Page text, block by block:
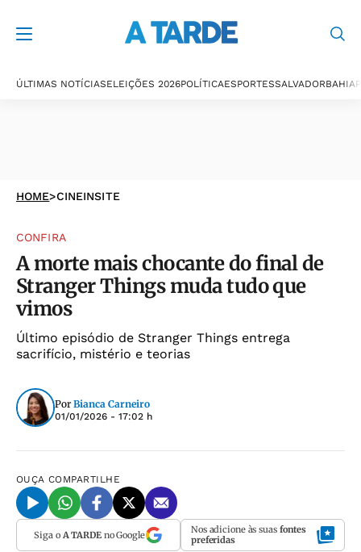
ÚLTIMAS NOTÍCIASELEIÇÕES 2026POLÍTICAESPORTESSALVADORBAHIA
HOME>CINEINSITE
CONFIRA
A morte mais chocante do final de
Stranger Things muda tudo que
vimos
Último episódio de Stranger Things entrega
sacrifício, mistério e teorias
Por Bianca Carneiro
01/01/2026 - 17:02 h
OUÇA COMPARTILHE
Siga o A TARDEno Google Nos adicione às suas fontes
preferidas